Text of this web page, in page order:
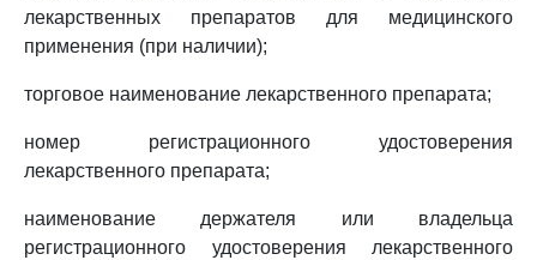
лекарственных препаратов для медицинского
применения (при наличии);
торговое наименование лекарственного препарата;
номер регистрационного удостоверения
лекарственного препарата;
наименование держателя или владельца
регистрационного удостоверения лекарственного